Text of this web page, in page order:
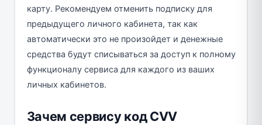
карту. Рекомендуем отменить подписку для
предыдущего личного кабинета, так как
автоматически это не произойдет и денежные
средства будут списываться за доступ к полному
функционалу сервиса для каждого из ваших
личных кабинетов.
Зачем сервису код CVV